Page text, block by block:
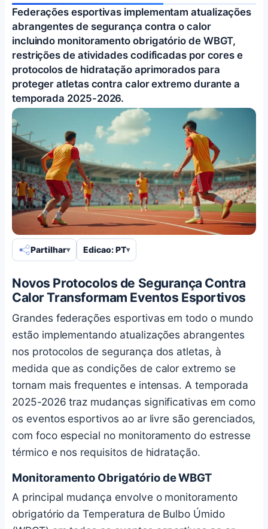
Federações esportivas implementam atualizações
abrangentes de segurança contra o calor
incluindo monitoramento obrigatório de WBGT,
restrições de atividades codificadas por cores e
protocolos de hidratação aprimorados para
proteger atletas contra calor extremo durante a
temporada 2025-2026.
Partilhar Edicao: PT
Novos Protocolos de Segurança Contra
Calor Transformam Eventos Esportivos
Grandes federações esportivas em todo o mundo
estão implementando atualizações abrangentes
nos protocolos de segurança dos atletas, à
medida que as condições de calor extremo se
tornam mais frequentes e intensas. A temporada
2025-2026 traz mudanças significativas em como
os eventos esportivos ao ar livre são gerenciados,
com foco especial no monitoramento do estresse
térmico e nos requisitos de hidratação.
Monitoramento Obrigatório de WBGT
A principal mudança envolve o monitoramento
obrigatório da Temperatura de Bulbo Úmido